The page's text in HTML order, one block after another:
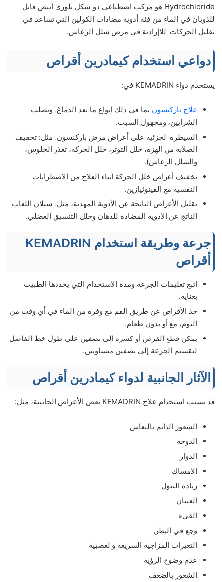
Hydrochloride هو مركب اصطناعي ذو شكل بلوري أبيض قابل
للذوبان في الماء من فئة أدوية مضادات الكولين التي تساعد في
تقليل الحركات اللاإرادية في مرض شلل الرعاش.
دواعي استخدام كيمادرين أقراص
يستخدم دواء KEMADRIN في:
علاج باركنسون بما في ذلك أنواع ما بعد الدماغ، وتصلب
الشرايين، ومجهول السبب.
السيطرة الجزئية على أعراض مرض باركنسون، مثل: تخفيف
الصلابة من الهزة، خلل التوتر، خلل الحركة، تعذر الجلوس،
والشلل الرعاش).
تخفيف أعراض خلل الحركة أثناء العلاج من الاضطرابات
النفسية مع الفينوثيازين.
تقليل الأعراض الناتجة عن الأدوية المهدئة، مثل، سيلان اللعاب
الناتج عن الأدوية المضادة للذهان وخلل التنسيق العضلي.
جرعة وطريقة استخدام KEMADRIN
أقراص
اتبع تعليمات الجرعة ومدة الاستخدام التي يحددها الطبيب
بعناية.
خذ الأقراص عن طريق الفم مع وفرة من الماء في أي وقت من
اليوم، مع أو بدون طعام.
يمكن قطع القرص أو كسره إلى نصفين على طول خط الفاصل
لتقسيم الجرعة إلى نصفين متساويين.
الآثار الجانبية لدواء كيمادرين أقراص
قد يسبب استخدام علاج KEMADRIN بعض الأعراض الجانبية، مثل:
الشعور الدائم بالنعاس
الدوخة
الدوار
الإمساك
زيادة التبول
الغثيان
القيء
وجع في البطن
التغيرات المزاجية السريعة والعصبية
عدم وضوح الرؤية
الشعور بالضعف